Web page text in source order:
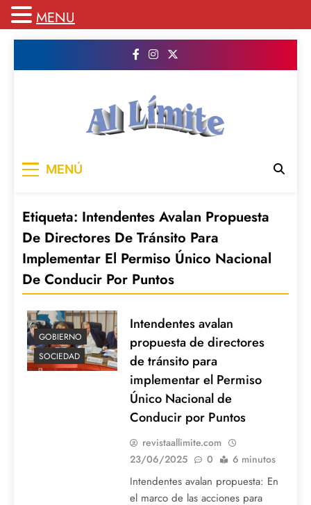
publicamos todo el contenido e informacion
MENÚ
Etiqueta: Intendentes Avalan Propuesta
De Directores De Tránsito Para
Implementar El Permiso Único Nacional
De Conducir Por Puntos
GOBIERNO
SOCIEDAD
Intendentes avalan
propuesta de directores
de tránsito para
implementar el Permiso
Único Nacional de
Conducir por Puntos
revistaallimite.com
23/06/2025
0 6 minutos
Intendentes avalan propuesta: En
el marco de las acciones para
MENU